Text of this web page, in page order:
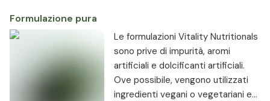
Formulazione pura
Le formulazioni Vitality Nutritionals
sono prive di impurità, aromi
artificiali e dolcificanti artificiali.
Ove possibile, vengono utilizzati
ingredienti vegani o vegetariani e